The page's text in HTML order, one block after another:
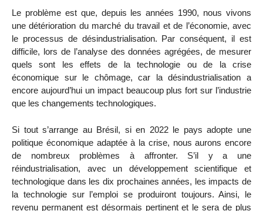
Le problème est que, depuis les années 1990, nous vivons
une détérioration du marché du travail et de l’économie, avec
le processus de désindustrialisation. Par conséquent, il est
difficile, lors de l’analyse des données agrégées, de mesurer
quels sont les effets de la technologie ou de la crise
économique sur le chômage, car la désindustrialisation a
encore aujourd’hui un impact beaucoup plus fort sur l’industrie
que les changements technologiques.
Si tout s’arrange au Brésil, si en 2022 le pays adopte une
politique économique adaptée à la crise, nous aurons encore
de nombreux problèmes à affronter. S’il y a une
réindustrialisation, avec un développement scientifique et
technologique dans les dix prochaines années, les impacts de
la technologie sur l’emploi se produiront toujours. Ainsi, le
revenu permanent est désormais pertinent et le sera de plus